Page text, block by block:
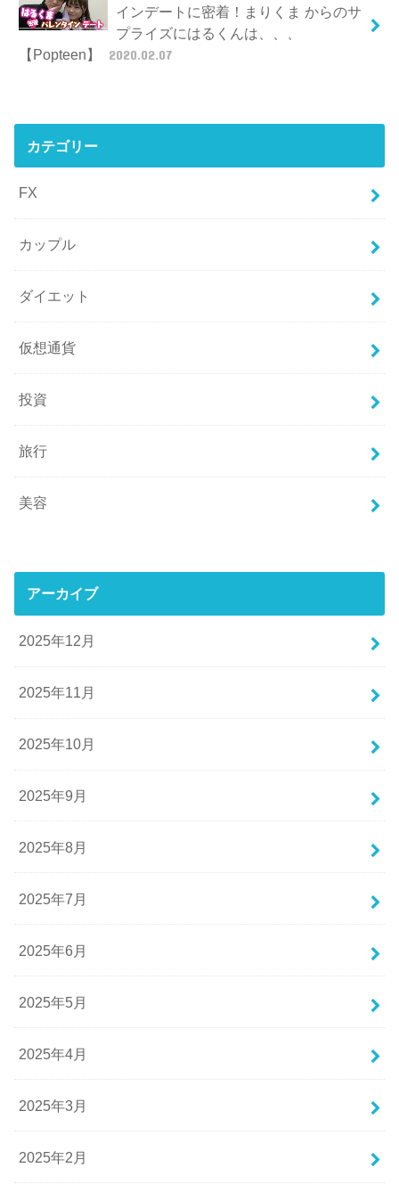
インデートに密着！まりくま からのサ
プライズにはるくんは、、、
【Popteen】
2020.02.07
カテゴリー
FX
カップル
ダイエット
仮想通貨
投資
旅行
美容
アーカイブ
2025年12月
2025年11月
2025年10月
2025年9月
2025年8月
2025年7月
2025年6月
2025年5月
2025年4月
2025年3月
2025年2月